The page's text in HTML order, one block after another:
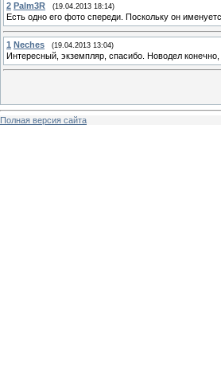
2 Palm3R (19.04.2013 18:14)
Есть одно его фото спереди. Поскольку он
1 Neches (19.04.2013 13:04)
Интересный, экземпляр, спасибо. Новодел
Полная версия сайта